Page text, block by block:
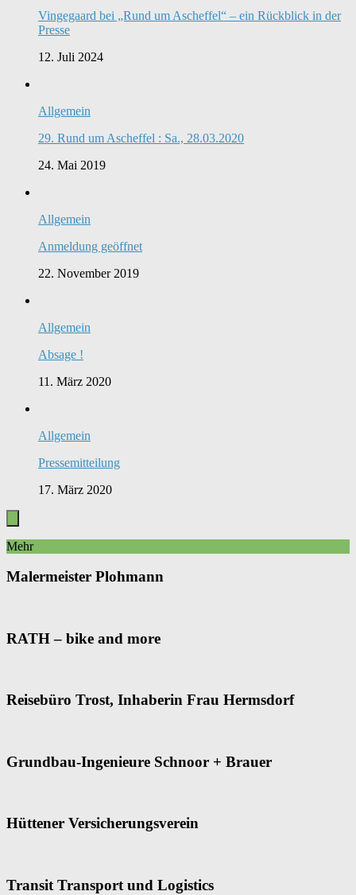
Vingegaard bei „Rund um Ascheffel“ – ein Rückblick in der
Presse
12. Juli 2024
Allgemein
29. Rund um Ascheffel : Sa., 28.03.2020
24. Mai 2019
Allgemein
Anmeldung geöffnet
22. November 2019
Allgemein
Absage !
11. März 2020
Allgemein
Pressemitteilung
17. März 2020
Mehr
Malermeister Plohmann
RATH – bike and more
Reisebüro Trost, Inhaberin Frau Hermsdorf
Grundbau-Ingenieure Schnoor + Brauer
Hüttener Versicherungsverein
Transit Transport und Logistics